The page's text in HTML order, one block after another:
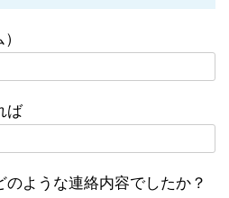
ば
ような連絡内容でしたか？